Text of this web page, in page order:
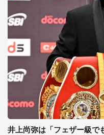
井上尚弥は「フェザー級で